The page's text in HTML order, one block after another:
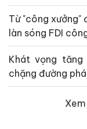
Từ "công xưởng"
làn sóng FDI
Khát vọng
chặng đường